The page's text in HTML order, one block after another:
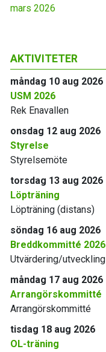
mars 2026
AKTIVITETER
måndag 10 aug 2026
USM 2026
Rek Enavallen
onsdag 12 aug 2026
Styrelse
Styrelsemöte
torsdag 13 aug 2026
Löpträning
Löpträning (distans)
söndag 16 aug 2026
Breddkommitté 2026
Utvärdering/utveckling
måndag 17 aug 2026
Arrangörskommitté
Arrangörskommitté
tisdag 18 aug 2026
OL-träning